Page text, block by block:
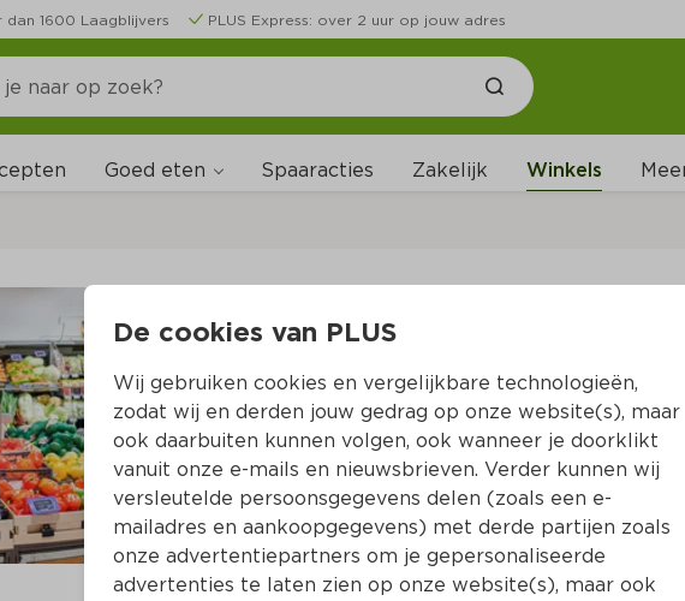
dan 1600 Laagblijvers PLUS Express: over 2 uur op jouw adres
Goed eten Spaaracties Zakelijk Winkels
De cookies van PLUS
Wij gebruiken cookies en vergelijkbare technologieën,
zodat wij en derden jouw gedrag op onze website(s), maar
ook daarbuiten kunnen volgen, ook wanneer je doorklikt
vanuit onze e-mails en nieuwsbrieven. Verder kunnen wij
versleutelde persoonsgegevens delen (zoals een e-
mailadres en aankoopgegevens) met derde partijen zoals
onze advertentiepartners om je gepersonaliseerde
advertenties te laten zien op onze website(s), maar ook